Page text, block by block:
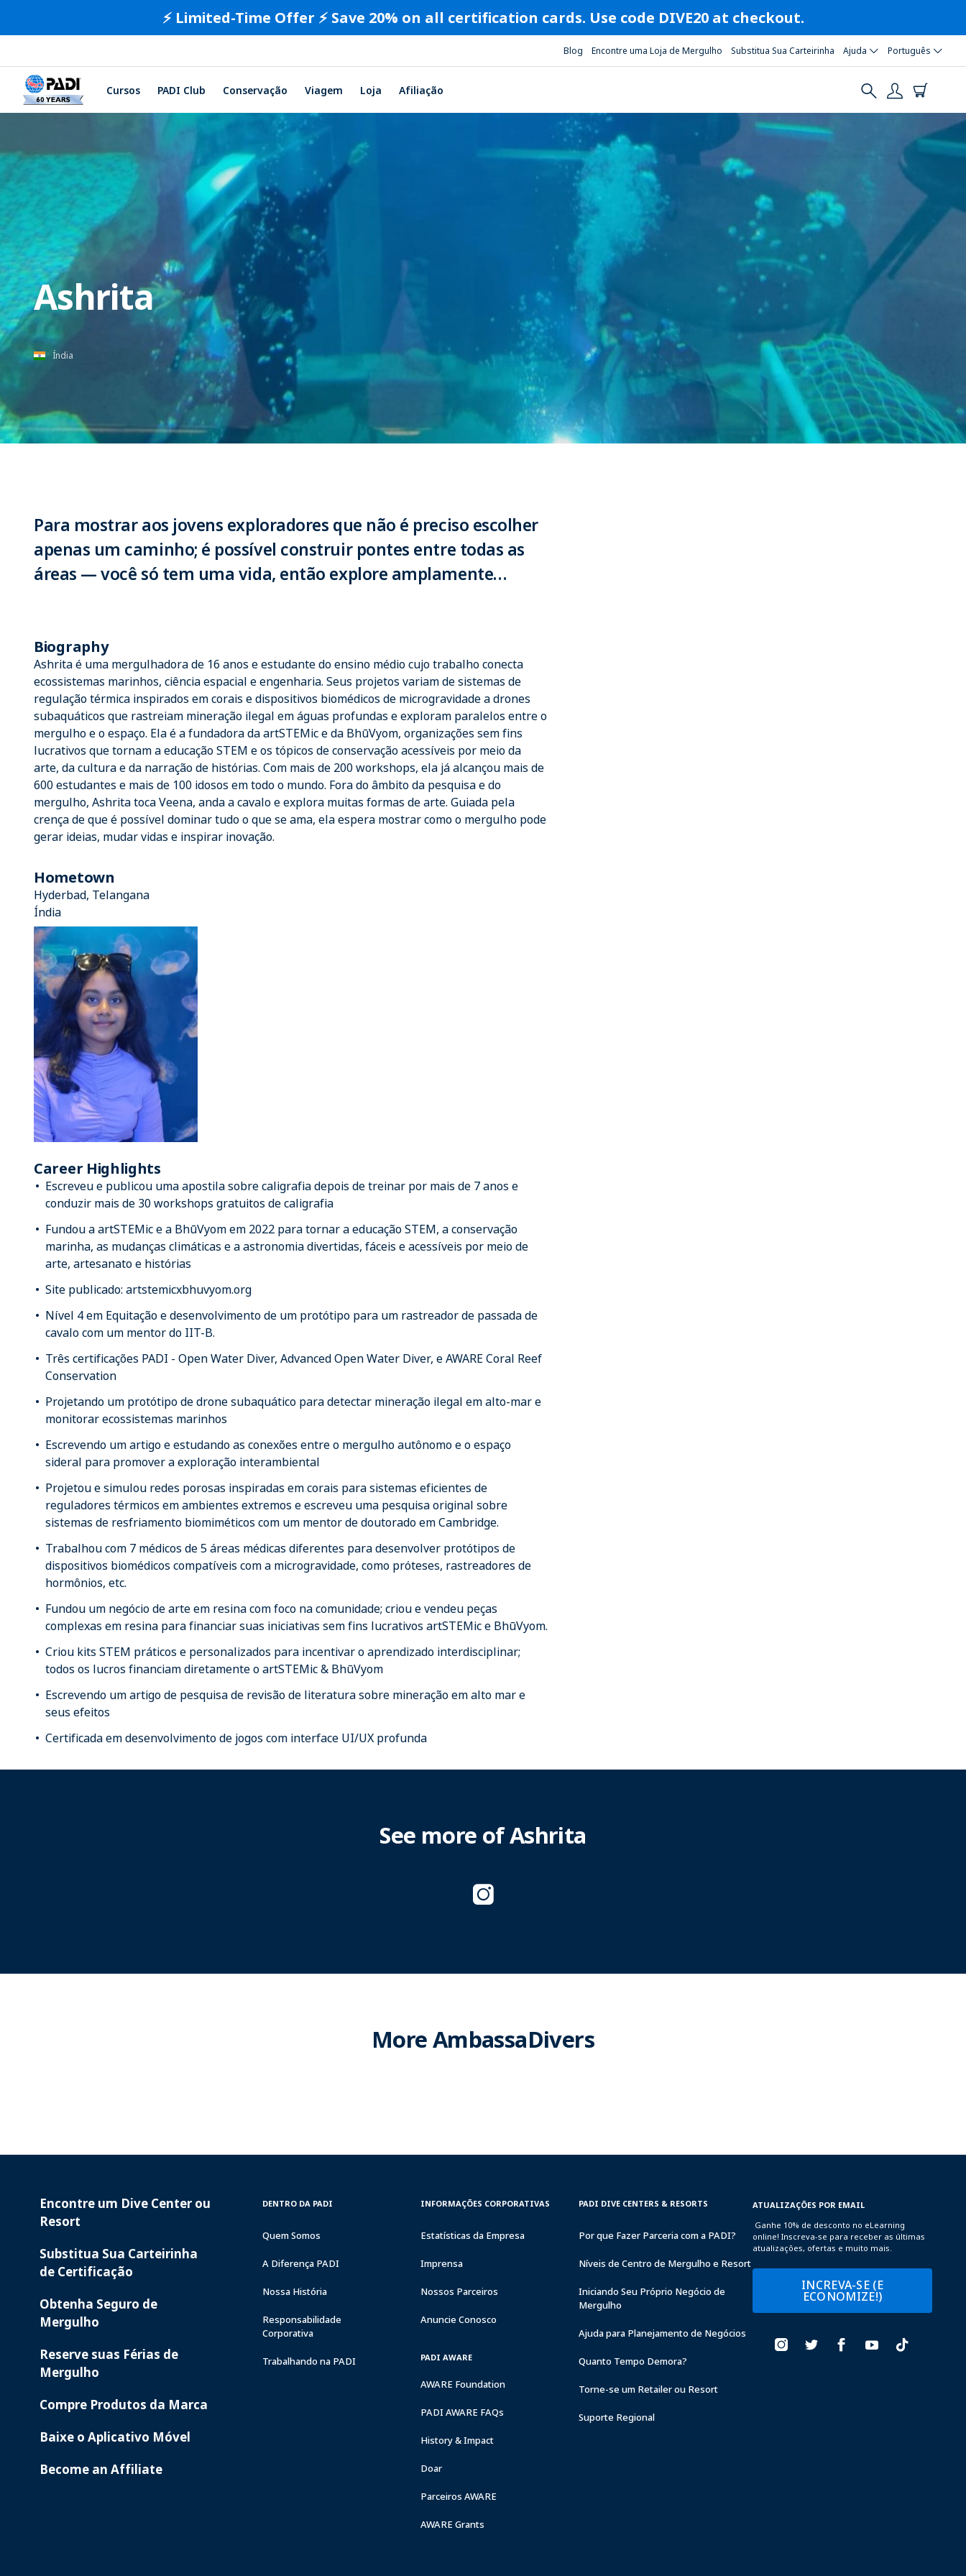
⚡️ Limited-Time Offer ⚡️ Save 20% on all certification cards. Use code DIVE20 at checkout.
Blog Encontre uma Loja de Mergulho Substitua Sua Carteirinha Ajuda Português
Cursos PADI Club Conservação Viagem Loja Afiliação
Ashrita
Índia
Para mostrar aos jovens exploradores que não é preciso escolher
apenas um caminho; é possível construir pontes entre todas as
áreas — você só tem uma vida, então explore amplamente…
Biography
Ashrita é uma mergulhadora de 16 anos e estudante do ensino médio cujo trabalho conecta
ecossistemas marinhos, ciência espacial e engenharia. Seus projetos variam de sistemas de
regulação térmica inspirados em corais e dispositivos biomédicos de microgravidade a drones
subaquáticos que rastreiam mineração ilegal em águas profundas e exploram paralelos entre o
mergulho e o espaço. Ela é a fundadora da artSTEMic e da BhūVyom, organizações sem fins
lucrativos que tornam a educação STEM e os tópicos de conservação acessíveis por meio da
arte, da cultura e da narração de histórias. Com mais de 200 workshops, ela já alcançou mais de
600 estudantes e mais de 100 idosos em todo o mundo. Fora do âmbito da pesquisa e do
mergulho, Ashrita toca Veena, anda a cavalo e explora muitas formas de arte. Guiada pela
crença de que é possível dominar tudo o que se ama, ela espera mostrar como o mergulho pode
gerar ideias, mudar vidas e inspirar inovação.
Hometown
Hyderbad, Telangana
Índia
Career Highlights
Escreveu e publicou uma apostila sobre caligrafia depois de treinar por mais de 7 anos e
conduzir mais de 30 workshops gratuitos de caligrafia
Fundou a artSTEMic e a BhūVyom em 2022 para tornar a educação STEM, a conservação
marinha, as mudanças climáticas e a astronomia divertidas, fáceis e acessíveis por meio de
arte, artesanato e histórias
Site publicado: artstemicxbhuvyom.org
Nível 4 em Equitação e desenvolvimento de um protótipo para um rastreador de passada de
cavalo com um mentor do IIT-B.
Três certificações PADI - Open Water Diver, Advanced Open Water Diver, e AWARE Coral Reef
Conservation
Projetando um protótipo de drone subaquático para detectar mineração ilegal em alto-mar e
monitorar ecossistemas marinhos
Escrevendo um artigo e estudando as conexões entre o mergulho autônomo e o espaço
sideral para promover a exploração interambiental
Projetou e simulou redes porosas inspiradas em corais para sistemas eficientes de
reguladores térmicos em ambientes extremos e escreveu uma pesquisa original sobre
sistemas de resfriamento biomiméticos com um mentor de doutorado em Cambridge.
Trabalhou com 7 médicos de 5 áreas médicas diferentes para desenvolver protótipos de
dispositivos biomédicos compatíveis com a microgravidade, como próteses, rastreadores de
hormônios, etc.
Fundou um negócio de arte em resina com foco na comunidade; criou e vendeu peças
complexas em resina para financiar suas iniciativas sem fins lucrativos artSTEMic e BhūVyom.
Criou kits STEM práticos e personalizados para incentivar o aprendizado interdisciplinar;
todos os lucros financiam diretamente o artSTEMic & BhūVyom
Escrevendo um artigo de pesquisa de revisão de literatura sobre mineração em alto mar e
seus efeitos
Certificada em desenvolvimento de jogos com interface UI/UX profunda
See more of Ashrita
More AmbassaDivers
ATUALIZAÇÕES POR EMAIL
Ganhe 10% de desconto no eLearning
online! Inscreva-se para receber as últimas
atualizações, ofertas e muito mais.
INCREVA-SE (E
ECONOMIZE!)
PADI
SERVICES
Encontre um Dive Center ou
Resort
Substitua Sua Carteirinha
de Certificação
Obtenha Seguro de
Mergulho
Reserve suas Férias de
Mergulho
Compre Produtos da Marca
Baixe o Aplicativo Móvel
Become an Affiliate
INSIDE
DENTRO DA PADI
Quem Somos
A Diferença PADI
Nossa História
Responsabilidade
Corporativa
Trabalhando na PADI
CORPORATE
INFORMAÇÕES CORPORATIVAS
Estatísticas da Empresa
Imprensa
Nossos Parceiros
Anuncie Conosco
PADI AWARE
AWARE Foundation
PADI AWARE FAQs
History & Impact
Doar
Parceiros AWARE
AWARE Grants
PADI
PADI DIVE CENTERS & RESORTS
Por que Fazer Parceria com a PADI?
Níveis de Centro de Mergulho e Resort
Iniciando Seu Próprio Negócio de
Mergulho
Ajuda para Planejamento de Negócios
Quanto Tempo Demora?
Torne-se um Retailer ou Resort
Suporte Regional